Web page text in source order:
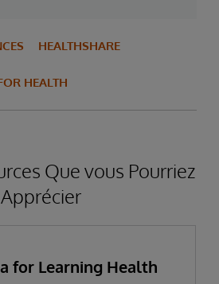
HEALTHSHARE
HEALTH
Que vous Pourriez
Apprécier
for Learning Health